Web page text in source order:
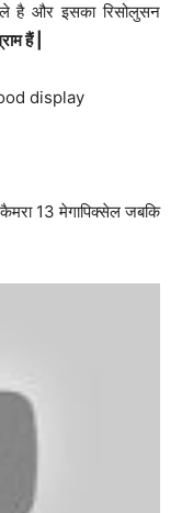
है और इसका रिसोलुसन
हैं |
13 मेगापिक्सेल जबकि